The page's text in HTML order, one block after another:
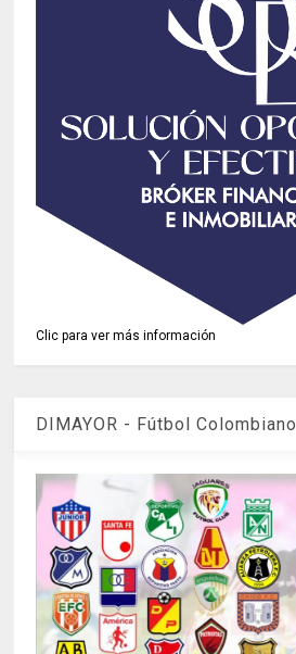
Clic para ver más información
DIMAYOR - Fútbol Colombiano